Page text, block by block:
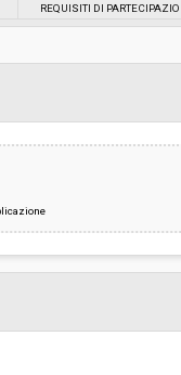
SERRAVALLE PISTOIESE -
REQUISITI DI